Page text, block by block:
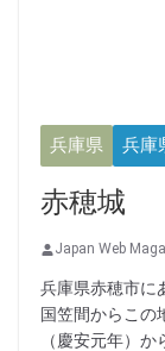
兵庫県 兵庫
赤穂城
Japan Web
兵庫県赤穂市に
国笠間からこの
（慶安元年）